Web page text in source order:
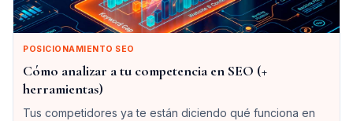
POSICIONAMIENTO SEO
Cómo analizar a tu competencia en SEO (+
herramientas)
Tus competidores ya te están diciendo qué funciona en